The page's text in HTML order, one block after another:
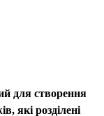
для створення
які розділені